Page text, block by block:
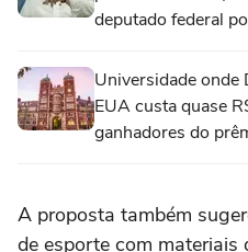
deputado federal
Universidade onde
EUA custa quase
ganhadores do
A proposta também
de esporte com materiais